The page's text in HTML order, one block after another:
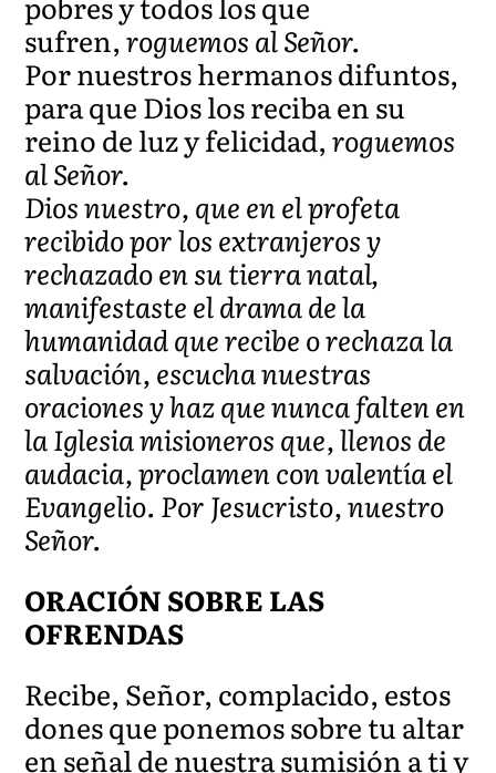
sufren,roguemos al Señor.
Por nuestros hermanos difuntos,
para que Dios los reciba en su
reino de luz y felicidad,roguemos
al Señor.
Dios nuestro, que en el profeta
recibido por los extranjeros y
rechazado en su tierra natal,
manifestaste el drama de la
humanidad que recibe o rechaza la
salvación, escucha nuestras
oraciones y haz que nunca falten en
la Iglesia misioneros que, llenos de
audacia, proclamen con valentía el
Evangelio. Por Jesucristo, nuestro
Señor.
ORACIÓN SOBRE LAS
OFRENDAS
Recibe, Señor, complacido, estos
dones que ponemos sobre tu altar
en señal de nuestra sumisión a ti y